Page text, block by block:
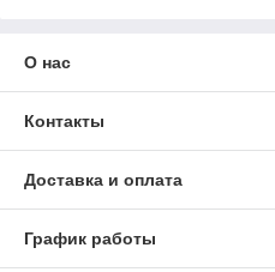
О нас
Контакты
Доставка и оплата
График работы